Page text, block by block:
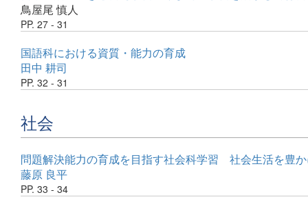
鳥屋尾 慎人
PP. 27 - 31
国語科における資質・能力の育成
田中 耕司
PP. 32 - 31
社会
問題解決能力の育成を目指す社会科学習 社会生活を豊
藤原 良平
PP. 33 - 34